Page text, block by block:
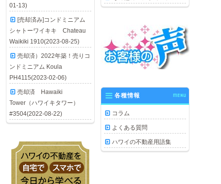
01-13)
[売却済み]コンドミニアム
シャトーワイキキ Chateau
Waikiki 1910(2023-08-25)
売却済）2022年築！売りコ
ンドミニアム Koula
PH4115(2023-02-06)
売却済 Hawaiki
Tower（ハワイキタワー）
#3504(2022-08-22)
各種情報 MENU
コラム
よくある質問
ハワイの不動産用語集